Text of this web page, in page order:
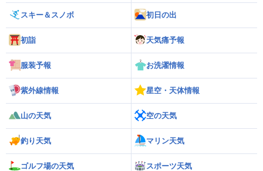
スキー＆スノボ 初日の出
初詣 天気痛予報
服装予報 お洗濯情報
紫外線情報 星空・天体情報
山の天気 空の天気
釣り天気 マリン天気
ゴルフ場の天気 スポーツ天気